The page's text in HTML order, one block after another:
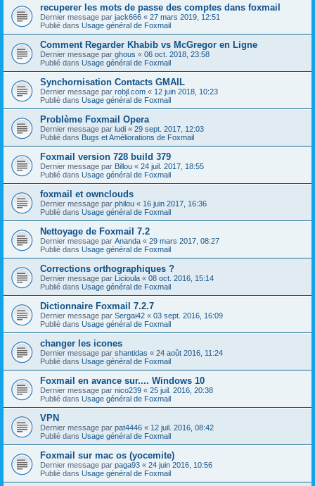
recuperer les mots de passe des comptes dans foxmail
Dernier message par jack666 « 27 mars 2019, 12:51
Publié dans Usage général de Foxmail
Comment Regarder Khabib vs McGregor en Ligne
Dernier message par ghous « 06 oct. 2018, 23:58
Publié dans Usage général de Foxmail
Synchornisation Contacts GMAIL
Dernier message par robjl.com « 12 juin 2018, 10:23
Publié dans Usage général de Foxmail
Problème Foxmail Opera
Dernier message par ludi « 29 sept. 2017, 12:03
Publié dans Bugs et Améliorations de Foxmail
Foxmail version 728 build 379
Dernier message par Billou « 24 juil. 2017, 18:55
Publié dans Usage général de Foxmail
foxmail et ownclouds
Dernier message par philou « 16 juin 2017, 16:36
Publié dans Usage général de Foxmail
Nettoyage de Foxmail 7.2
Dernier message par Ananda « 29 mars 2017, 08:27
Publié dans Usage général de Foxmail
Corrections orthographiques ?
Dernier message par Licioula « 08 oct. 2016, 15:14
Publié dans Usage général de Foxmail
Dictionnaire Foxmail 7.2.7
Dernier message par Sergai42 « 03 sept. 2016, 16:09
Publié dans Usage général de Foxmail
changer les icones
Dernier message par shantidas « 24 août 2016, 11:24
Publié dans Usage général de Foxmail
Foxmail en avance sur.... Windows 10
Dernier message par nico239 « 25 juil. 2016, 20:38
Publié dans Usage général de Foxmail
VPN
Dernier message par pat4446 « 12 juil. 2016, 08:42
Publié dans Usage général de Foxmail
Foxmail sur mac os (yocemite)
Dernier message par paga93 « 24 juin 2016, 10:56
Publié dans Usage général de Foxmail